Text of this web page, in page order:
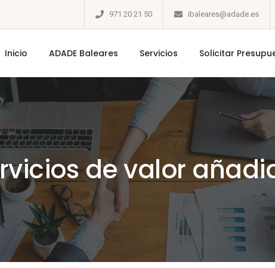
971 20 21 50 ibaleares@adade.es
Inicio ADADE Baleares Servicios Solicitar
de valor